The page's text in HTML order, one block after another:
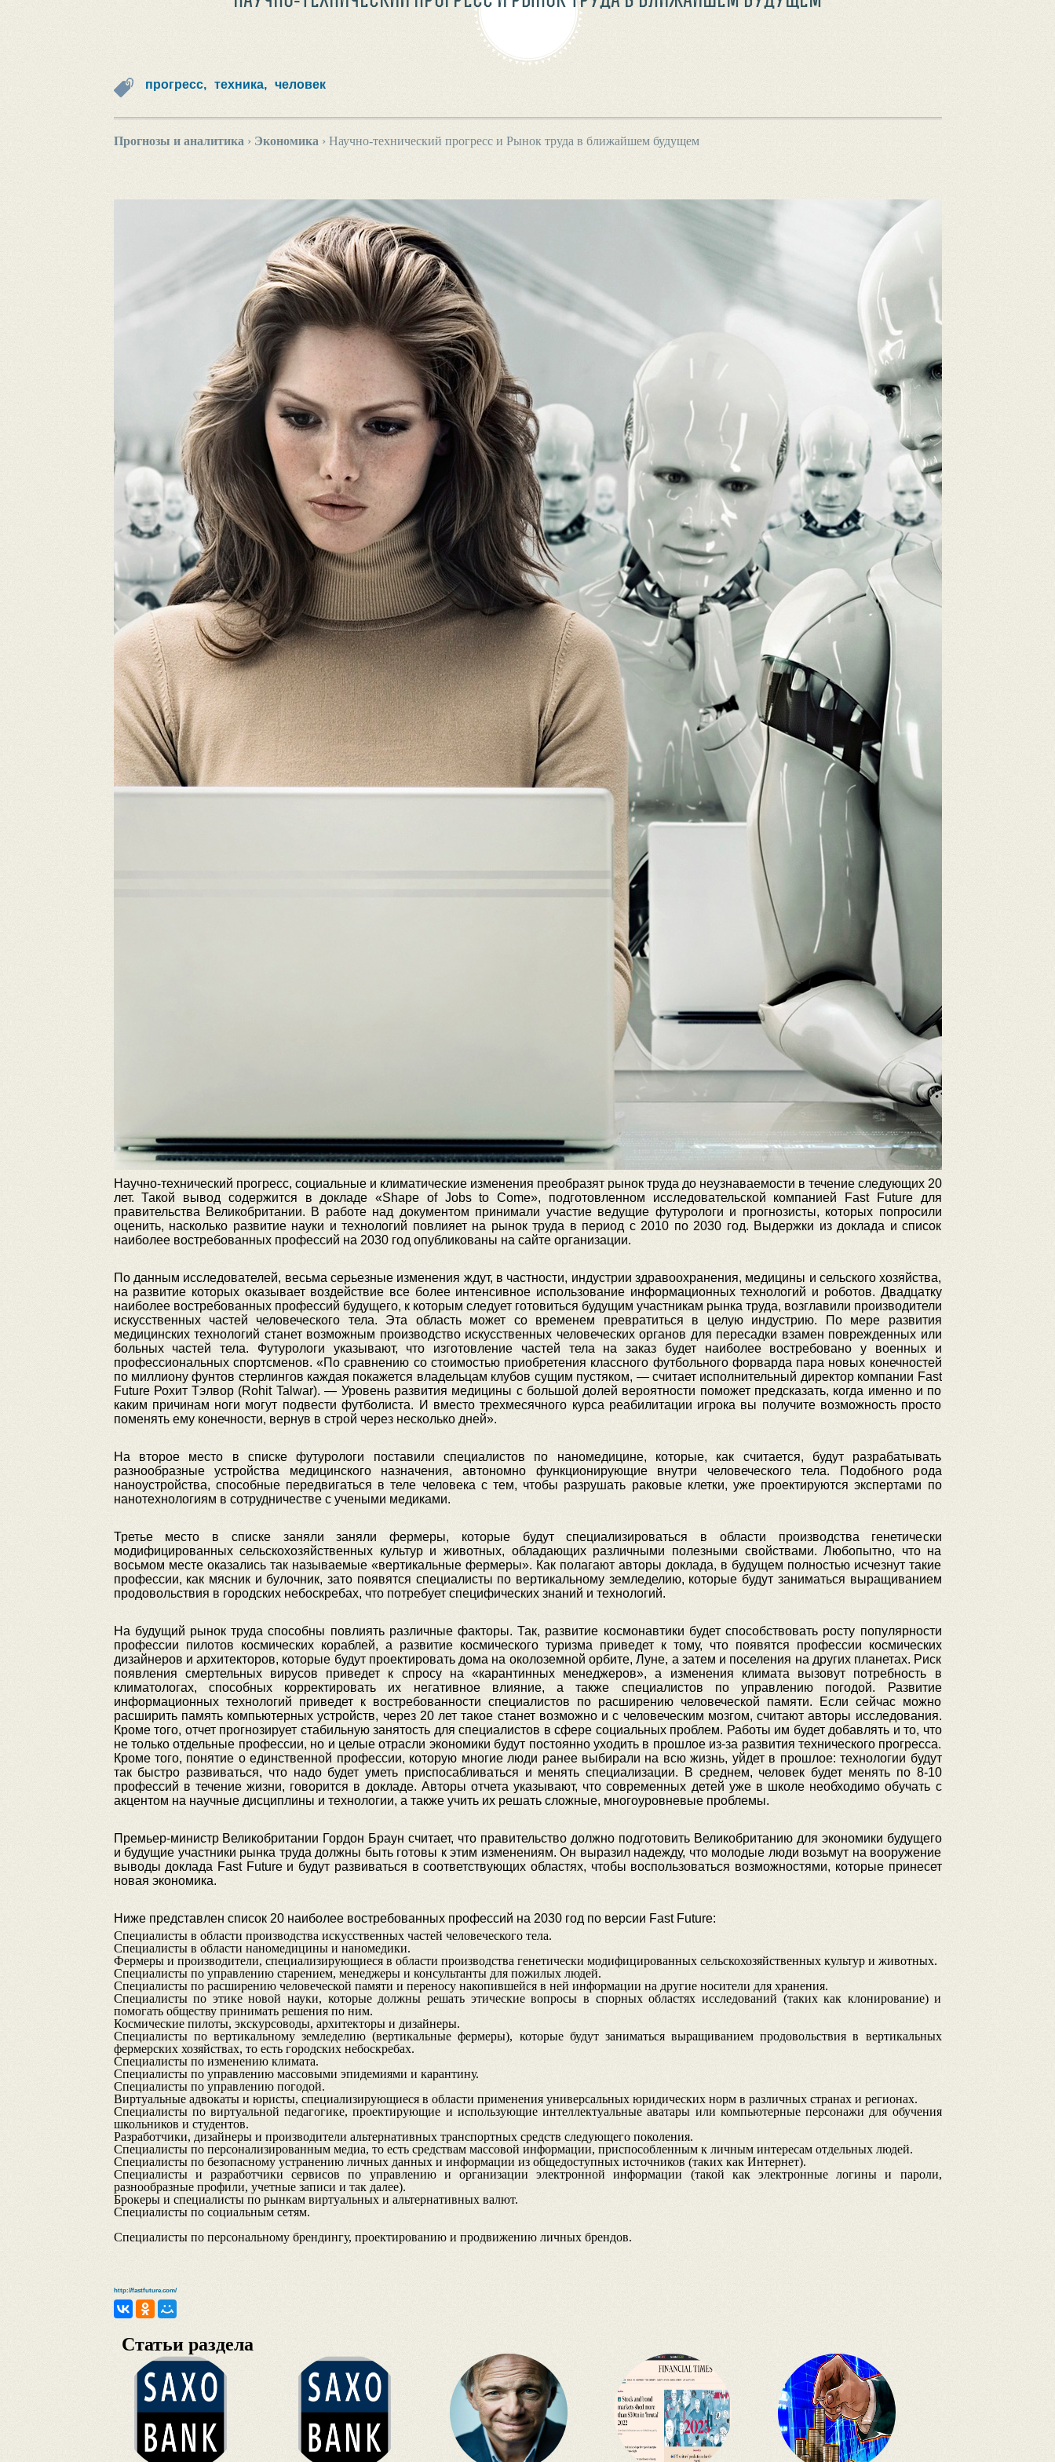
прогресс, техника, человек
Прогнозы и аналитика › Экономика › Научно-технический прогресс и Рынок труда в ближайшем будущем
Научно-технический прогресс, социальные и климатические изменения преобразят рынок труда до неузнаваемости в течение следующих 20
лет. Такой вывод содержится в докладе «Shape of Jobs to Come», подготовленном исследовательской компанией Fast Future для
правительства Великобритании. В работе над документом принимали участие ведущие футурологи и прогнозисты, которых попросили
оценить, насколько развитие науки и технологий повлияет на рынок труда в период с 2010 по 2030 год. Выдержки из доклада и список
наиболее востребованных профессий на 2030 год опубликованы на сайте организации.
По данным исследователей, весьма серьезные изменения ждут, в частности, индустрии здравоохранения, медицины и сельского хозяйства,
на развитие которых оказывает воздействие все более интенсивное использование информационных технологий и роботов. Двадцатку
наиболее востребованных профессий будущего, к которым следует готовиться будущим участникам рынка труда, возглавили производители
искусственных частей человеческого тела. Эта область может со временем превратиться в целую индустрию. По мере развития
медицинских технологий станет возможным производство искусственных человеческих органов для пересадки взамен поврежденных или
больных частей тела. Футурологи указывают, что изготовление частей тела на заказ будет наиболее востребовано у военных и
профессиональных спортсменов. «По сравнению со стоимостью приобретения классного футбольного форварда пара новых конечностей
по миллиону фунтов стерлингов каждая покажется владельцам клубов сущим пустяком, — считает исполнительный директор компании Fast
Future Рохит Тэлвор (Rohit Talwar). — Уровень развития медицины с большой долей вероятности поможет предсказать, когда именно и по
каким причинам ноги могут подвести футболиста. И вместо трехмесячного курса реабилитации игрока вы получите возможность просто
поменять ему конечности, вернув в строй через несколько дней».
На второе место в списке футурологи поставили специалистов по наномедицине, которые, как считается, будут разрабатывать
разнообразные устройства медицинского назначения, автономно функционирующие внутри человеческого тела. Подобного рода
наноустройства, способные передвигаться в теле человека с тем, чтобы разрушать раковые клетки, уже проектируются экспертами по
нанотехнологиям в сотрудничестве с учеными медиками.
Третье место в списке заняли заняли фермеры, которые будут специализироваться в области производства генетически
модифицированных сельскохозяйственных культур и животных, обладающих различными полезными свойствами. Любопытно, что на
восьмом месте оказались так называемые «вертикальные фермеры». Как полагают авторы доклада, в будущем полностью исчезнут такие
профессии, как мясник и булочник, зато появятся специалисты по вертикальному земледелию, которые будут заниматься выращиванием
продовольствия в городских небоскребах, что потребует специфических знаний и технологий.
На будущий рынок труда способны повлиять различные факторы. Так, развитие космонавтики будет способствовать росту популярности
профессии пилотов космических кораблей, а развитие космического туризма приведет к тому, что появятся профессии космических
дизайнеров и архитекторов, которые будут проектировать дома на околоземной орбите, Луне, а затем и поселения на других планетах. Риск
появления смертельных вирусов приведет к спросу на «карантинных менеджеров», а изменения климата вызовут потребность в
климатологах, способных корректировать их негативное влияние, а также специалистов по управлению погодой. Развитие
информационных технологий приведет к востребованности специалистов по расширению человеческой памяти. Если сейчас можно
расширить память компьютерных устройств, через 20 лет такое станет возможно и с человеческим мозгом, считают авторы исследования.
Кроме того, отчет прогнозирует стабильную занятость для специалистов в сфере социальных проблем. Работы им будет добавлять и то, что
не только отдельные профессии, но и целые отрасли экономики будут постоянно уходить в прошлое из-за развития технического прогресса.
Кроме того, понятие о единственной профессии, которую многие люди ранее выбирали на всю жизнь, уйдет в прошлое: технологии будут
так быстро развиваться, что надо будет уметь приспосабливаться и менять специализации. В среднем, человек будет менять по 8-10
профессий в течение жизни, говорится в докладе. Авторы отчета указывают, что современных детей уже в школе необходимо обучать с
акцентом на научные дисциплины и технологии, а также учить их решать сложные, многоуровневые проблемы.
Премьер-министр Великобритании Гордон Браун считает, что правительство должно подготовить Великобританию для экономики будущего
и будущие участники рынка труда должны быть готовы к этим изменениям. Он выразил надежду, что молодые люди возьмут на вооружение
выводы доклада Fast Future и будут развиваться в соответствующих областях, чтобы воспользоваться возможностями, которые принесет
новая экономика.
Ниже представлен список 20 наиболее востребованных профессий на 2030 год по версии Fast Future:
Специалисты в области производства искусственных частей человеческого тела.
Специалисты в области наномедицины и наномедики.
Фермеры и производители, специализирующиеся в области производства генетически модифицированных сельскохозяйственных культур и животных.
Специалисты по управлению старением, менеджеры и консультанты для пожилых людей.
Специалисты по расширению человеческой памяти и переносу накопившейся в ней информации на другие носители для хранения.
Специалисты по этике новой науки, которые должны решать этические вопросы в спорных областях исследований (таких как клонирование) и
помогать обществу принимать решения по ним.
Космические пилоты, экскурсоводы, архитекторы и дизайнеры.
Специалисты по вертикальному земледелию (вертикальные фермеры), которые будут заниматься выращиванием продовольствия в вертикальных
фермерских хозяйствах, то есть городских небоскребах.
Специалисты по изменению климата.
Специалисты по управлению массовыми эпидемиями и карантину.
Специалисты по управлению погодой.
Виртуальные адвокаты и юристы, специализирующиеся в области применения универсальных юридических норм в различных странах и регионах.
Специалисты по виртуальной педагогике, проектирующие и использующие интеллектуальные аватары или компьютерные персонажи для обучения
школьников и студентов.
Разработчики, дизайнеры и производители альтернативных транспортных средств следующего поколения.
Специалисты по персонализированным медиа, то есть средствам массовой информации, приспособленным к личным интересам отдельных людей.
Специалисты по безопасному устранению личных данных и информации из общедоступных источников (таких как Интернет).
Специалисты и разработчики сервисов по управлению и организации электронной информации (такой как электронные логины и пароли,
разнообразные профили, учетные записи и так далее).
Брокеры и специалисты по рынкам виртуальных и альтернативных валют.
Специалисты по социальным сетям.
Специалисты по персональному брендингу, проектированию и продвижению личных брендов.
http://fastfuture.com/
Статьи раздела